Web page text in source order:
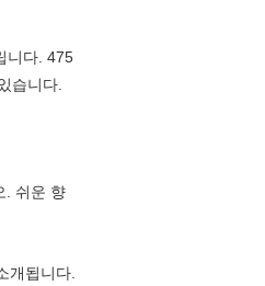
니다. 475
습니다.
. 쉬운 향
개됩니다.